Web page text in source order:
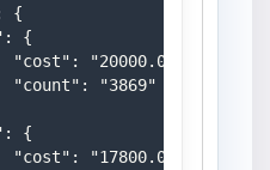
{
{
"cost": "20000.0000",
"count": "3869"
{
"cost": "17800.0000",